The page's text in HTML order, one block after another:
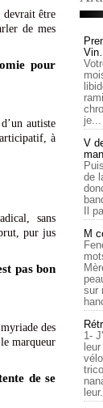
devrait être
de mes
pour
autiste
à
sans
pur jus
pas bon
des
marqueur
de se
je...
V
de
Il
M
sur
1-